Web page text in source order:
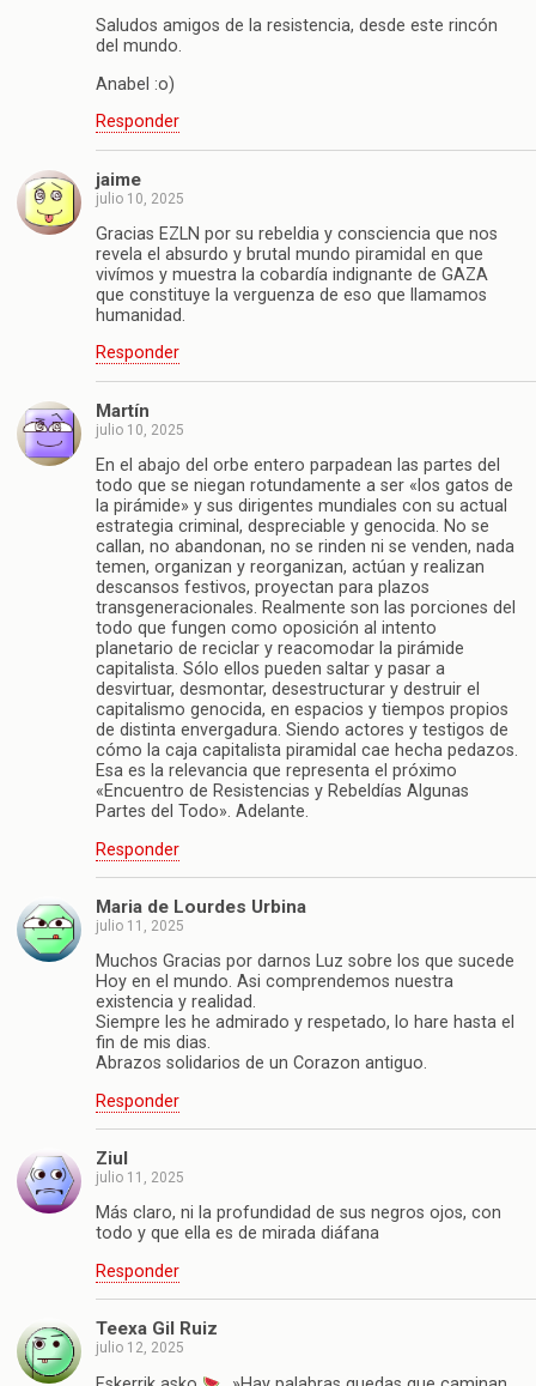
Saludos amigos de la resistencia, desde este rincón
del mundo.
Anabel :o)
Responder
jaime
julio 10, 2025
Gracias EZLN por su rebeldia y consciencia que nos
revela el absurdo y brutal mundo piramidal en que
vivímos y muestra la cobardía indignante de GAZA
que constituye la verguenza de eso que llamamos
humanidad.
Responder
Martín
julio 10, 2025
En el abajo del orbe entero parpadean las partes del
todo que se niegan rotundamente a ser «los gatos de
la pirámide» y sus dirigentes mundiales con su actual
estrategia criminal, despreciable y genocida. No se
callan, no abandonan, no se rinden ni se venden, nada
temen, organizan y reorganizan, actúan y realizan
descansos festivos, proyectan para plazos
transgeneracionales. Realmente son las porciones del
todo que fungen como oposición al intento
planetario de reciclar y reacomodar la pirámide
capitalista. Sólo ellos pueden saltar y pasar a
desvirtuar, desmontar, desestructurar y destruir el
capitalismo genocida, en espacios y tiempos propios
de distinta envergadura. Siendo actores y testigos de
cómo la caja capitalista piramidal cae hecha pedazos.
Esa es la relevancia que representa el próximo
«Encuentro de Resistencias y Rebeldías Algunas
Partes del Todo». Adelante.
Responder
Maria de Lourdes Urbina
julio 11, 2025
Muchos Gracias por darnos Luz sobre los que sucede
Hoy en el mundo. Asi comprendemos nuestra
existencia y realidad.
Siempre les he admirado y respetado, lo hare hasta el
fin de mis dias.
Abrazos solidarios de un Corazon antiguo.
Responder
Ziul
julio 11, 2025
Más claro, ni la profundidad de sus negros ojos, con
todo y que ella es de mirada diáfana
Responder
Teexa Gil Ruiz
julio 12, 2025